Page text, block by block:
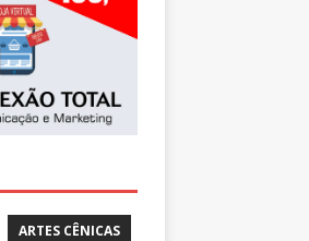
ARTES CÊNICAS